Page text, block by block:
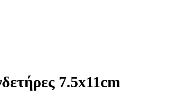
7.5x11cm